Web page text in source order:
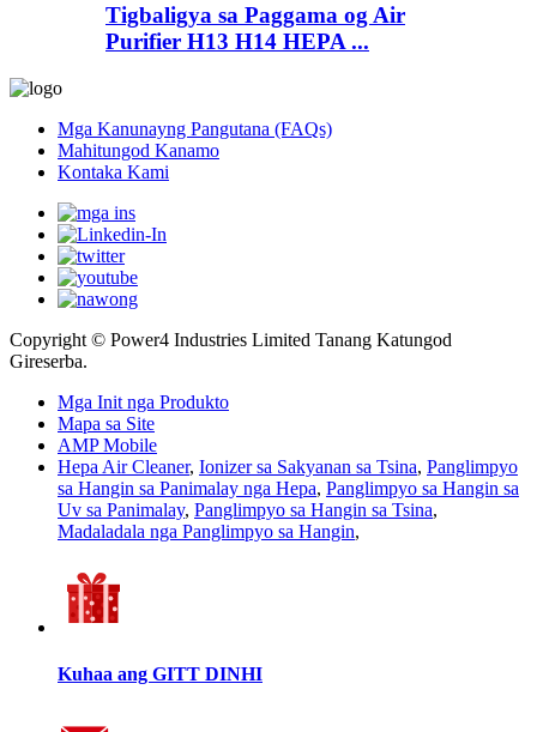
Tigbaligya sa Paggama og Air
Purifier H13 H14 HEPA ...
Mga Kanunayng Pangutana (FAQs)
Mahitungod Kanamo
Kontaka Kami
Copyright © Power4 Industries Limited Tanang Katungod
Gireserba.
Mga Init nga Produkto
Mapa sa Site
AMP Mobile
Hepa Air Cleaner, Ionizer sa Sakyanan sa Tsina, Panglimpyo
sa Hangin sa Panimalay nga Hepa, Panglimpyo sa Hangin sa
Uv sa Panimalay, Panglimpyo sa Hangin sa Tsina,
Madaladala nga Panglimpyo sa Hangin,
Kuhaa ang GITT DINHI